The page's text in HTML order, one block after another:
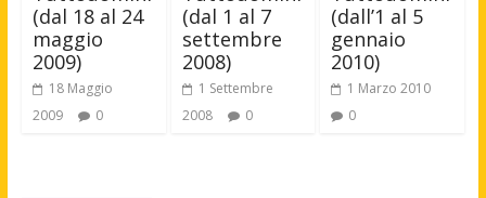
(dal 18 al 24
maggio
2009)
18 Maggio
2009
0
(dal 1 al 7
settembre
2008)
1 Settembre
2008
0
(dall’1 al 5
gennaio
2010)
1 Marzo 2010
0